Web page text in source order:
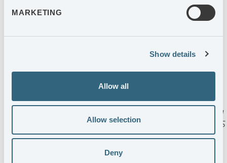
MARKETING
Show details
Allow all
Allow selection
Deny
För ytterligare information, kontakta:
AGES erbjuder gjutning, bearbetning, tooling och montering
av kvalificerade precisionskomponenter i större serier. AGES
nettoomsättning uppgår till ca 900 MSEK och koncernen
har i dag ca 350 medarbetare.